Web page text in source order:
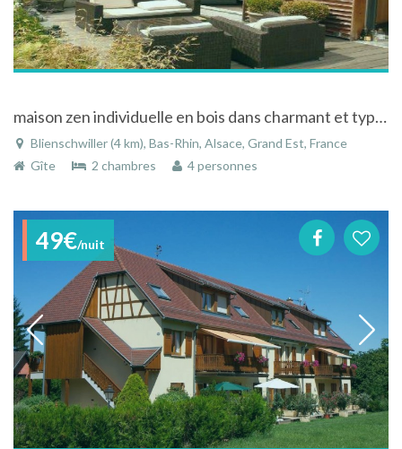
maison zen individuelle en bois dans charmant et typique village viticole
Blienschwiller (4 km), Bas-Rhin, Alsace, Grand Est, France
Gîte
2 chambres 4 personnes
49€/nuit